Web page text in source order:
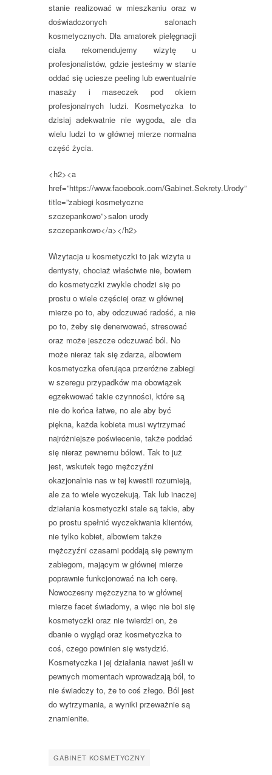
stanie realizować w mieszkaniu oraz w
doświadczonych salonach
kosmetycznych. Dla amatorek pielęgnacji
ciała rekomendujemy wizytę u
profesjonalistów, gdzie jesteśmy w stanie
oddać się uciesze peeling lub ewentualnie
masaży i maseczek pod okiem
profesjonalnych ludzi. Kosmetyczka to
dzisiaj adekwatnie nie wygoda, ale dla
wielu ludzi to w głównej mierze normalna
część życia.
<h2><a
href=”https://www.facebook.com/Gabinet.Sekrety.Urody”
title=”zabiegi kosmetyczne
szczepankowo”>salon urody
szczepankowo</a></h2>
Wizytacja u kosmetyczki to jak wizyta u
dentysty, chociaż właściwie nie, bowiem
do kosmetyczki zwykle chodzi się po
prostu o wiele częściej oraz w głównej
mierze po to, aby odczuwać radość, a nie
po to, żeby się denerwować, stresować
oraz może jeszcze odczuwać ból. No
może nieraz tak się zdarza, albowiem
kosmetyczka oferująca przeróżne zabiegi
w szeregu przypadków ma obowiązek
egzekwować takie czynności, które są
nie do końca łatwe, no ale aby być
piękna, każda kobieta musi wytrzymać
najróżniejsze poświecenie, także poddać
się nieraz pewnemu bólowi. Tak to już
jest, wskutek tego mężczyźni
okazjonalnie nas w tej kwestii rozumieją,
ale za to wiele wyczekują. Tak lub inaczej
działania kosmetyczki stale są takie, aby
po prostu spełnić wyczekiwania klientów,
nie tylko kobiet, albowiem także
mężczyźni czasami poddają się pewnym
zabiegom, mającym w głównej mierze
poprawnie funkcjonować na ich cerę.
Nowoczesny mężczyzna to w głównej
mierze facet świadomy, a więc nie boi się
kosmetyczki oraz nie twierdzi on, że
dbanie o wygląd oraz kosmetyczka to
coś, czego powinien się wstydzić.
Kosmetyczka i jej działania nawet jeśli w
pewnych momentach wprowadzają ból, to
nie świadczy to, że to coś złego. Ból jest
do wytrzymania, a wyniki przeważnie są
znamienite.
GABINET KOSMETYCZNY